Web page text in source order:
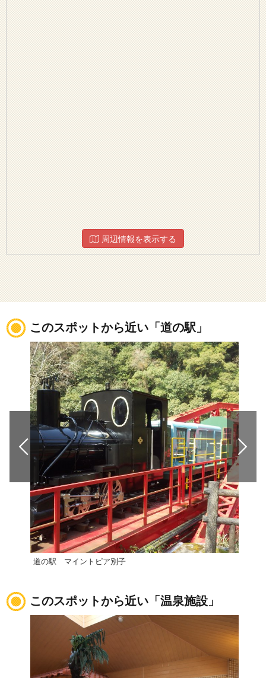
周辺情報を表示する
このスポットから近い「道の駅」
道の駅 マイントピア別子
このスポットから近い「温泉施設」